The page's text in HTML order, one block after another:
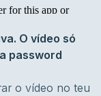
O vídeo só
password
o vídeo no teu